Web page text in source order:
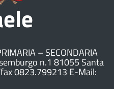
– SECONDARIA
n.1 81055 Santa
fax 0823.799213 E-Mail: